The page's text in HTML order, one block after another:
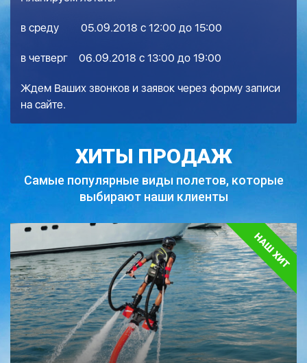
в среду 05.09.2018 с 12:00 до 15:00
в четверг 06.09.2018 с 13:00 до 19:00
Ждем Ваших звонков и заявок через форму записи
на сайте.
ХИТЫ ПРОДАЖ
Самые популярные виды полетов, которые
выбирают наши клиенты